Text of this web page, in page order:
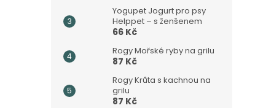
Yogupet Jogurt pro psy
Helppet – s ženšenem
66 Kč
Rogy Mořské ryby na grilu
87 Kč
Rogy Krůta s kachnou na
grilu
87 Kč